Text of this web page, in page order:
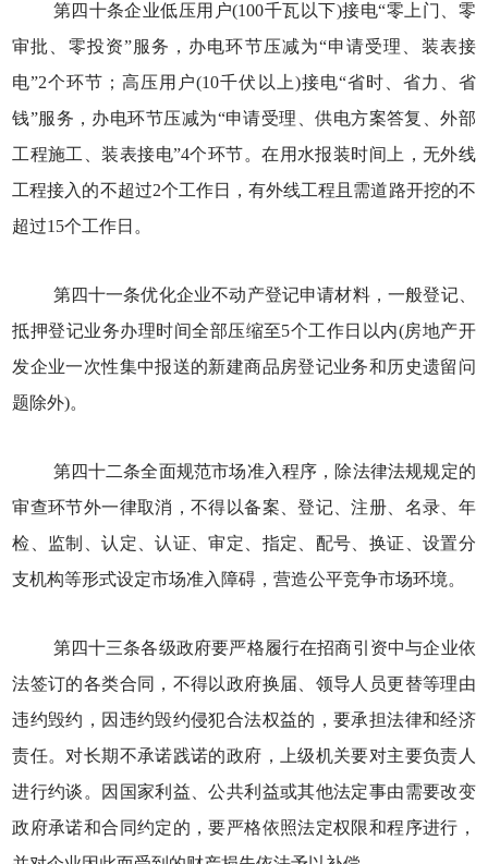
第四十条企业低压用户(100千瓦以下)接电“零上门、零
审批、零投资”服务，办电环节压减为“申请受理、装表接
电”2个环节；高压用户(10千伏以上)接电“省时、省力、省
钱”服务，办电环节压减为“申请受理、供电方案答复、外部
工程施工、装表接电”4个环节。在用水报装时间上，无外线
工程接入的不超过2个工作日，有外线工程且需道路开挖的不
超过15个工作日。
第四十一条优化企业不动产登记申请材料，一般登记、
抵押登记业务办理时间全部压缩至5个工作日以内(房地产开
发企业一次性集中报送的新建商品房登记业务和历史遗留问
题除外)。
第四十二条全面规范市场准入程序，除法律法规规定的
审查环节外一律取消，不得以备案、登记、注册、名录、年
检、监制、认定、认证、审定、指定、配号、换证、设置分
支机构等形式设定市场准入障碍，营造公平竞争市场环境。
第四十三条各级政府要严格履行在招商引资中与企业依
法签订的各类合同，不得以政府换届、领导人员更替等理由
违约毁约，因违约毁约侵犯合法权益的，要承担法律和经济
责任。对长期不承诺践诺的政府，上级机关要对主要负责人
进行约谈。因国家利益、公共利益或其他法定事由需要改变
政府承诺和合同约定的，要严格依照法定权限和程序进行，